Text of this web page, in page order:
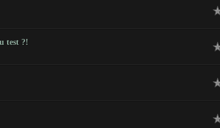
test ?!